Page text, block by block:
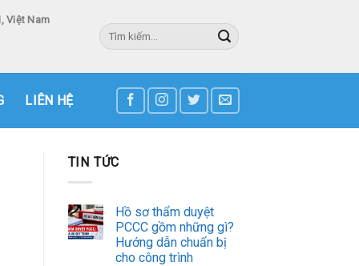
Việt Nam
Tìm
kiếm:
LIÊN HỆ
TIN TỨC
Hồ sơ thẩm duyệt
PCCC gồm những gì?
Hướng dẫn chuẩn bị
cho công trình